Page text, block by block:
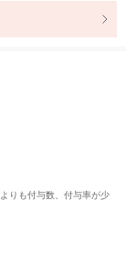
りも付与数、付与率が少